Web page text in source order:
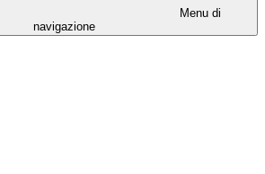
Menu di
navigazione